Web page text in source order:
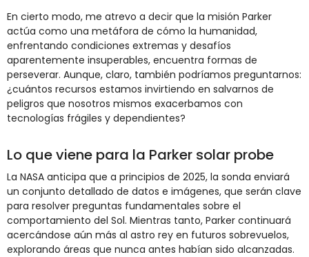
En cierto modo, me atrevo a decir que la misión Parker
actúa como una metáfora de cómo la humanidad,
enfrentando condiciones extremas y desafíos
aparentemente insuperables, encuentra formas de
perseverar. Aunque, claro, también podríamos preguntarnos:
¿cuántos recursos estamos invirtiendo en salvarnos de
peligros que nosotros mismos exacerbamos con
tecnologías frágiles y dependientes?
Lo que viene para la Parker solar probe
La NASA anticipa que a principios de 2025, la sonda enviará
un conjunto detallado de datos e imágenes, que serán clave
para resolver preguntas fundamentales sobre el
comportamiento del Sol. Mientras tanto, Parker continuará
acercándose aún más al astro rey en futuros sobrevuelos,
explorando áreas que nunca antes habían sido alcanzadas.